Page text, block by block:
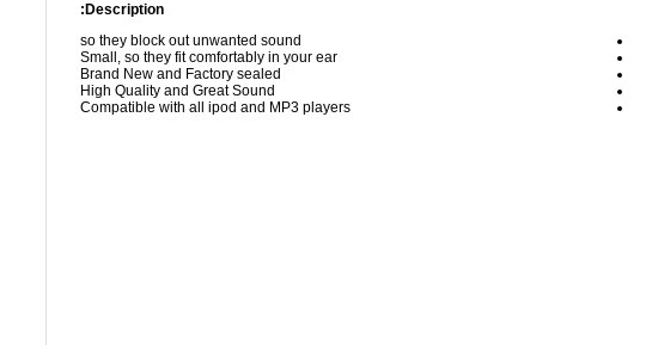
Description:
so they block out unwanted sound
Small, so they fit comfortably in your ear
Brand New and Factory sealed
High Quality and Great Sound
Compatible with all ipod and MP3 players